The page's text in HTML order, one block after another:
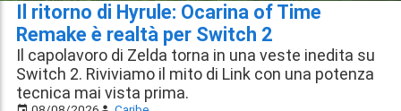
Il ritorno di Hyrule: Ocarina of Time
Remake è realtà per Switch 2
Il capolavoro di Zelda torna in una veste inedita su
Switch 2. Riviviamo il mito di Link con una potenza
tecnica mai vista prima.